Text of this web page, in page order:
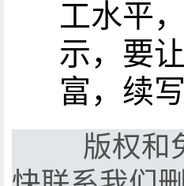
工水平
示，要
富，续
版权和免